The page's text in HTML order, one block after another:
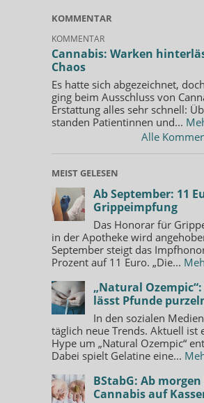
KOMMENTAR
KOMMENTAR
Cannabis: Warken
Chaos
Es hatte sich abgezeichnet,
ging beim Ausschluss von
Erstattung alles sehr schnell:
standen Patientinnen und...
Alle
MEIST GELESEN
Ab September: 11
Grippeimpfung
Das Honorar für
in der Apotheke wird
September steigt das
Prozent auf 11 Euro. „Die...
„Natural
lässt Pfunde
In den sozialen
täglich neue Trends. Aktuell ist
Hype um „Natural Ozempic“
Dabei spielt Gelatine eine...
BStabG: Ab
Cannabis auf